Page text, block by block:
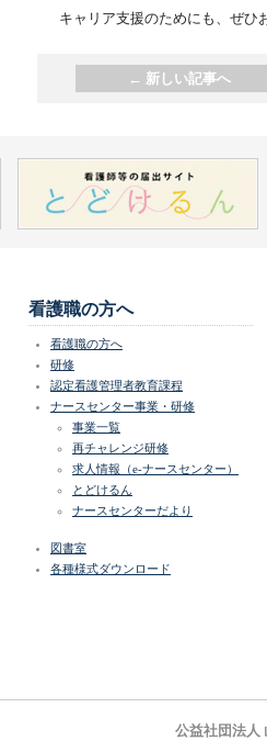
キャリア支援のためにも、ぜひ
← 新しい記事へ
看護職の方へ
看護職の方へ
研修
認定看護管理者教育課程
ナースセンター事業・研修
事業一覧
再チャレンジ研修
求人情報（e-ナースセンター）
とどけるん
ナースセンターだより
図書室
各種様式ダウンロード
公益社団法人